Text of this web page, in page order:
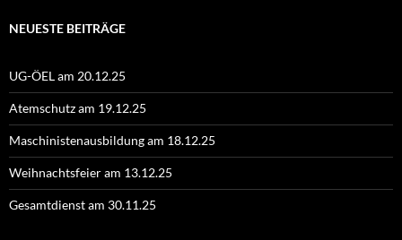
NEUESTE BEITRÄGE
UG-ÖEL am 20.12.25
Atemschutz am 19.12.25
Maschinistenausbildung am 18.12.25
Weihnachtsfeier am 13.12.25
Gesamtdienst am 30.11.25